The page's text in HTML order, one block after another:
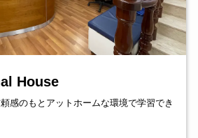
House
感のもとアットホームな環境で学習でき